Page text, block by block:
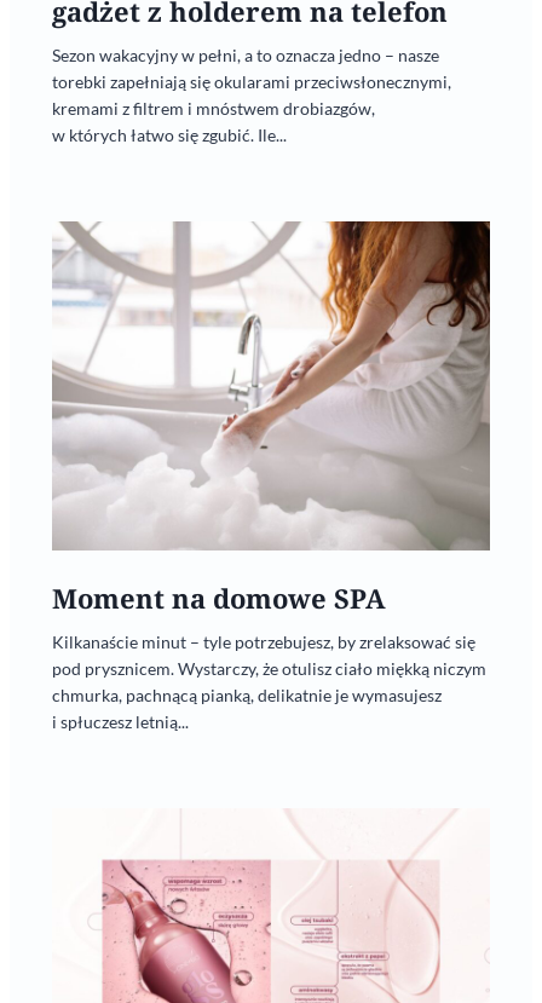
gadżet z holderem na telefon
Sezon wakacyjny w pełni, a to oznacza jedno – nasze
torebki zapełniają się okularami przeciwsłonecznymi,
kremami z filtrem i mnóstwem drobiazgów,
w których łatwo się zgubić. Ile...
Moment na domowe SPA
Kilkanaście minut – tyle potrzebujesz, by zrelaksować się
pod prysznicem. Wystarczy, że otulisz ciało miękką niczym
chmurka, pachnącą pianką, delikatnie je wymasujesz
i spłuczesz letnią...